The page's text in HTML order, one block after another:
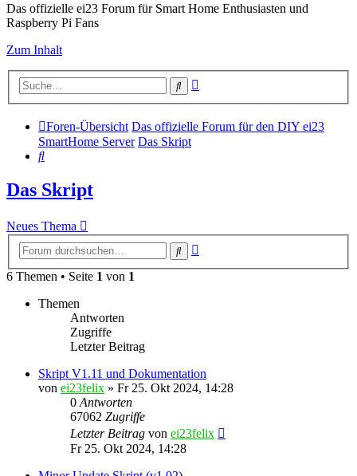
Das offizielle ei23 Forum für Smart Home Enthusiasten und
Raspberry Pi Fans
Zum Inhalt
Suche
Foren-Übersicht Das offizielle Forum für den DIY ei23
SmartHome Server Das Skript
Suche
Das Skript
Neues Thema
Suche
6 Themen • Seite 1 von 1
Themen
Antworten
Zugriffe
Letzter Beitrag
Skript V1.11 und Dokumentation
von ei23felix » Fr 25. Okt 2024, 14:28
0 Antworten
67062 Zugriffe
Letzter Beitrag von ei23felix
Fr 25. Okt 2024, 14:28